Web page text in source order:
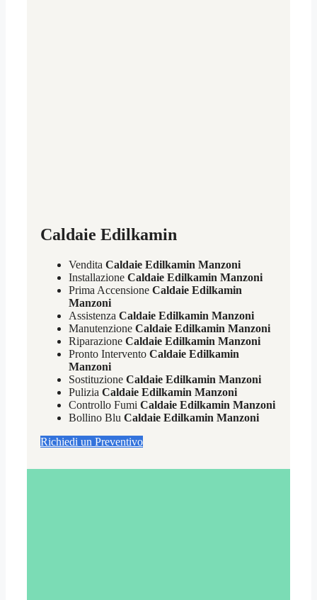
Caldaie Edilkamin
Vendita Caldaie Edilkamin Manzoni
Installazione Caldaie Edilkamin Manzoni
Prima Accensione Caldaie Edilkamin
Manzoni
Assistenza Caldaie Edilkamin Manzoni
Manutenzione Caldaie Edilkamin Manzoni
Riparazione Caldaie Edilkamin Manzoni
Pronto Intervento Caldaie Edilkamin
Manzoni
Sostituzione Caldaie Edilkamin Manzoni
Pulizia Caldaie Edilkamin Manzoni
Controllo Fumi Caldaie Edilkamin Manzoni
Bollino Blu Caldaie Edilkamin Manzoni
Richiedi un Preventivo